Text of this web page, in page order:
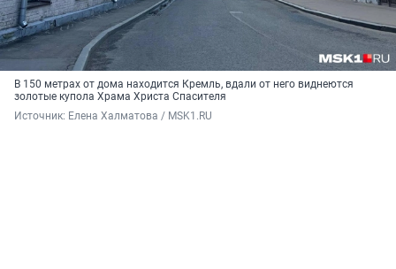
В 150 метрах от дома находится Кремль, вдали от него виднеются
золотые купола Храма Христа Спасителя
Источник: Елена Халматова / MSK1.RU